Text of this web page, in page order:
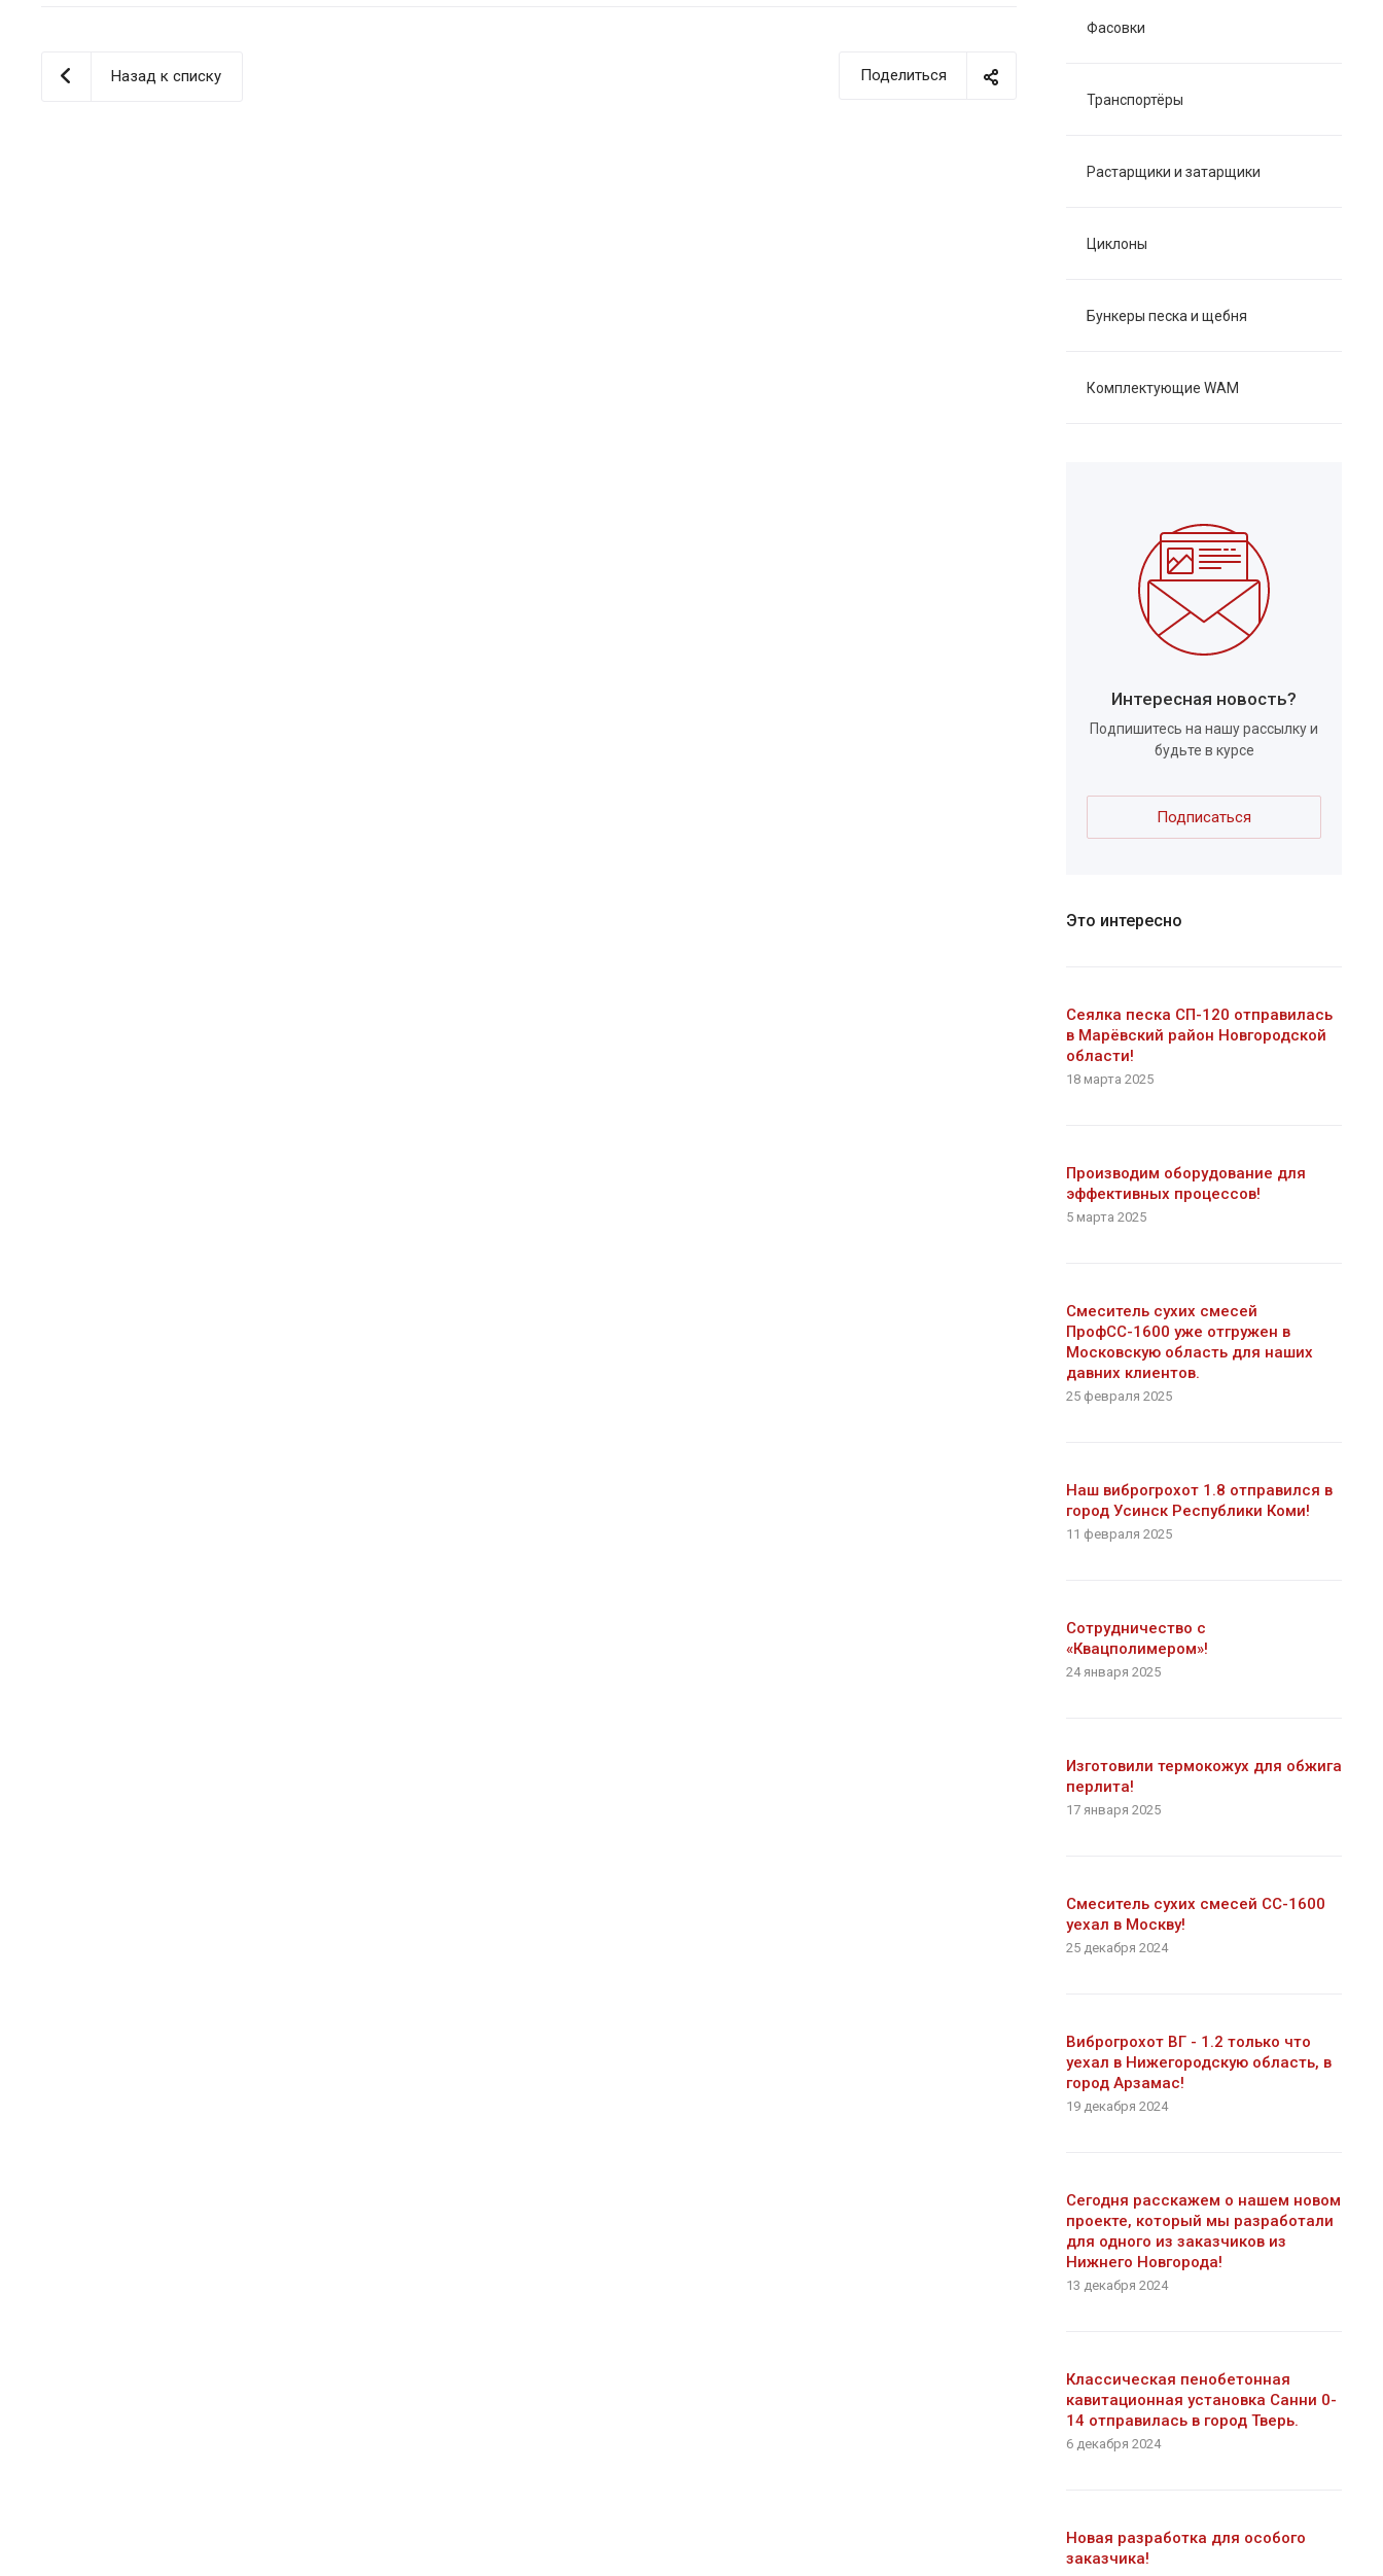
Поделиться
Назад к списку
Фасовки
Транспортёры
Растарщики и затарщики
Циклоны
Бункеры песка и щебня
Комплектующие WAM
Интересная новость?
Подпишитесь на нашу рассылку и
будьте в курсе
Подписаться
Это интересно
Сеялка песка СП-120 отправилась
в Марёвский район Новгородской
области!
18 марта 2025
Производим оборудование для
эффективных процессов!
5 марта 2025
Смеситель сухих смесей
ПрофСС-1600 уже отгружен в
Московскую область для наших
давних клиентов.
25 февраля 2025
Наш виброгрохот 1.8 отправился в
город Усинск Республики Коми!
11 февраля 2025
Сотрудничество с
«Квацполимером»!
24 января 2025
Изготовили термокожух для обжига
перлита!
17 января 2025
Смеситель сухих смесей СС-1600
уехал в Москву!
25 декабря 2024
Виброгрохот ВГ - 1.2 только что
уехал в Нижегородскую область, в
город Арзамас!
19 декабря 2024
Сегодня расскажем о нашем новом
проекте, который мы разработали
для одного из заказчиков из
Нижнего Новгорода!
13 декабря 2024
Классическая пенобетонная
кавитационная установка Санни 0-
14 отправилась в город Тверь.
6 декабря 2024
Новая разработка для особого
заказчика!